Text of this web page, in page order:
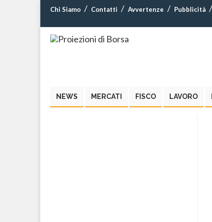
Chi Siamo Contatti Avvertenze Pubblicità
NEWS MERCATI FISCO LAVORO